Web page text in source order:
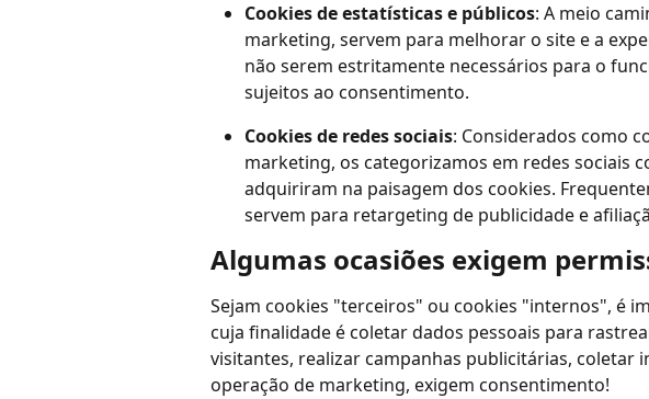
Cookies de estatísticas e públicos: A meio
marketing, servem para melhorar o site e a
não serem estritamente necessários para o
sujeitos ao consentimento.
Cookies de redes sociais: Considerados como
marketing, os categorizamos em redes sociais
adquiriram na paisagem dos cookies.
servem para retargeting de publicidade e
Algumas ocasiões exigem
Sejam cookies "terceiros" ou cookies "internos", é
cuja finalidade é coletar dados pessoais para
visitantes, realizar campanhas publicitárias, coletar
operação de marketing, exigem consentimento!